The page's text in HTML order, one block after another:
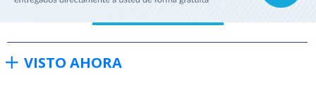
VISTO AHORA